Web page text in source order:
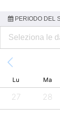
PERIODO DEL
Lu Ma
27 28